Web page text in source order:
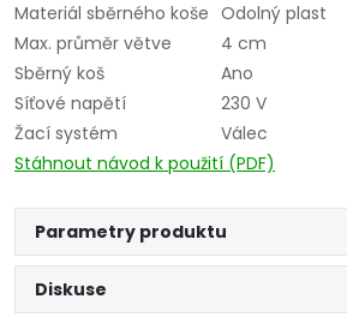
Materiál sběrného koše Odolný plast
Max. průměr větve
4 cm
Sběrný koš
Ano
Síťové napětí
230 V
Žací systém
Válec
Stáhnout návod k použití (PDF)
Parametry produktu
Diskuse